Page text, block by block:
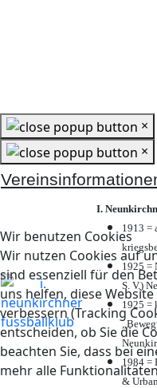
Wir benutzen Cookies
Wir nutzen Cookies auf
sind essenziell für den
uns helfen, diese
verbessern (Tracking
entscheiden, ob Sie die
beachten Sie, dass bei
mehr alle
×
×
I.
1913 =
1925 =
S. V.)
1925 =
1984 =
&